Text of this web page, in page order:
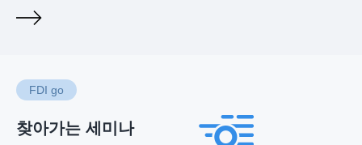
FDI go
찾아가는 세미나